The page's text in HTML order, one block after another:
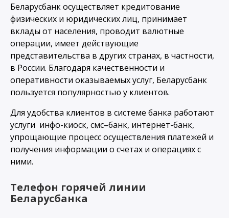
Беларусбанк осуществляет кредитование
физических и юридических лиц, принимает
вклады от населения, проводит валютные
операции, имеет действующие
представительства в других странах, в частности,
в России. Благодаря качественности и
оперативности оказываемых услуг, Беларусбанк
пользуется популярностью у клиентов.
Для удобства клиентов в системе банка работают
услуги инфо-киоск, смс–банк, интернет-банк,
упрощающие процесс осуществления платежей и
получения информации о счетах и операциях с
ними.
Телефон горячей линии
Беларусбанка